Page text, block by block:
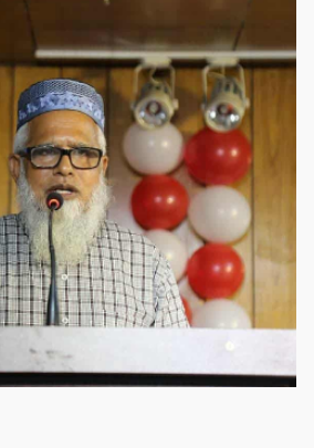
নবীনবরণ - ২০২৫